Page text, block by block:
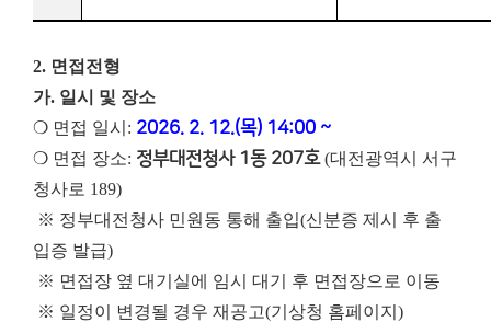
2. 면접전형
가. 일시 및 장소
❍ 면접 일시: 2026. 2. 12.(목) 14:00 ~
❍ 면접 장소: 정부대전청사 1동 207호(대전광역시 서구
청사로 189)
※ 정부대전청사 민원동 통해 출입(신분증 제시 후 출
입증 발급)
※ 면접장 옆 대기실에 임시 대기 후 면접장으로 이동
※ 일정이 변경될 경우 재공고(기상청 홈페이지)